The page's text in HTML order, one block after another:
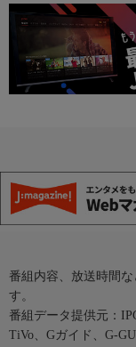
番組内容、放送時間
す。
番組データ提供元：
TiVo、Gガイド、G-